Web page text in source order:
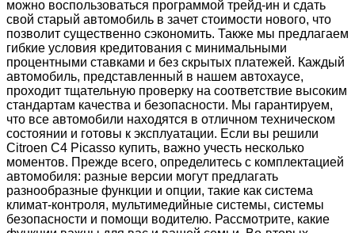
можно воспользоваться программой трейд-ин и сдать
свой старый автомобиль в зачет стоимости нового, что
позволит существенно сэкономить. Также мы предлагаем
гибкие условия кредитования с минимальными
процентными ставками и без скрытых платежей. Каждый
автомобиль, представленный в нашем автохаусе,
проходит тщательную проверку на соответствие высоким
стандартам качества и безопасности. Мы гарантируем,
что все автомобили находятся в отличном техническом
состоянии и готовы к эксплуатации. Если вы решили
Citroen C4 Picasso купить, важно учесть несколько
моментов. Прежде всего, определитесь с комплектацией
автомобиля: разные версии могут предлагать
разнообразные функции и опции, такие как система
климат-контроля, мультимедийные системы, системы
безопасности и помощи водителю. Рассмотрите, какие